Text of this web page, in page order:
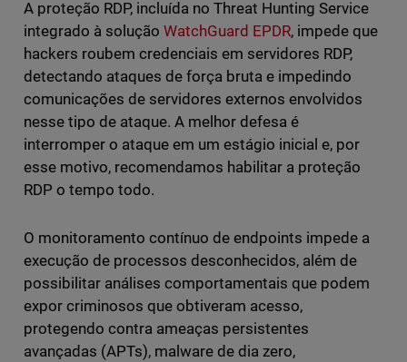
A proteção RDP, incluída no Threat Hunting Service
integrado à solução WatchGuard EPDR, impede que
hackers roubem credenciais em servidores RDP,
detectando ataques de força bruta e impedindo
comunicações de servidores externos envolvidos
nesse tipo de ataque. A melhor defesa é
interromper o ataque em um estágio inicial e, por
esse motivo, recomendamos habilitar a proteção
RDP o tempo todo.
O monitoramento contínuo de endpoints impede a
execução de processos desconhecidos, além de
possibilitar análises comportamentais que podem
expor criminosos que obtiveram acesso,
protegendo contra ameaças persistentes
avançadas (APTs), malware de dia zero,